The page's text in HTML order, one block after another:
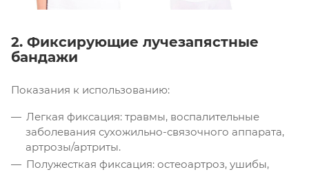
2. Фиксирующие лучезапястные
бандажи
Показания к использованию:
Легкая фиксация: травмы, воспалительные
заболевания сухожильно-связочного аппарата,
артрозы/артриты.
Полужесткая фиксация: остеоартроз, ушибы,